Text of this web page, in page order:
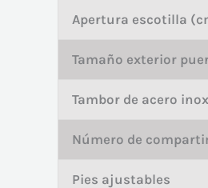
Apertura escotilla
Tamaño exterior
Tambor de acero
Número de
Pies ajustables